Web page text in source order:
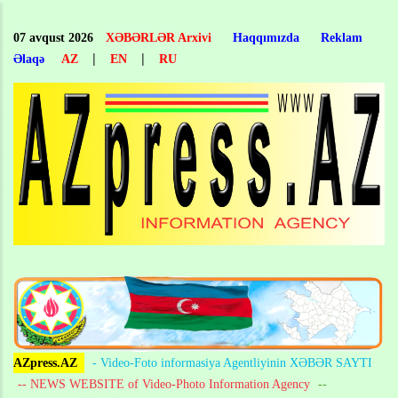
main
content
07 avqust 2026 XƏBƏRLƏR Arxivi Haqqımızda
Reklam
Əlaqə
AZ | EN | RU
AZpress.AZ
- Video-Foto informasiya Agentliyinin XƏBƏR SAYTI
-- NEWS WEBSITE of Video-Photo Information Agency --